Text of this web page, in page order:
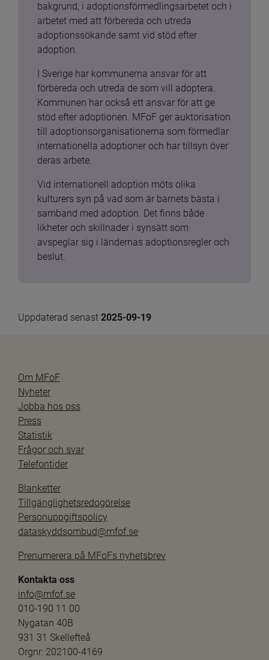
bakgrund, i adoptionsförmedlingsarbetet och i
arbetet med att förbereda och utreda
adoptionssökande samt vid stöd efter
adoption.
I Sverige har kommunerna ansvar för att
förbereda och utreda de som vill adoptera.
Kommunen har också ett ansvar för att ge
stöd efter adoptionen. MFoF ger auktorisation
till adoptionsorganisationerna som förmedlar
internationella adoptioner och har tillsyn över
deras arbete.
Vid internationell adoption möts olika
kulturers syn på vad som är barnets bästa i
samband med adoption. Det finns både
likheter och skillnader i synsätt som
avspeglar sig i ländernas adoptionsregler och
beslut.
Uppdaterad senast 2025-09-19
Om MFoF
Nyheter
Jobba hos oss
Press
Statistik
Frågor och svar
Telefontider
Blanketter
Tillgänglighetsredogörelse
Personuppgiftspolicy
dataskyddsombud@mfof.se
Prenumerera på MFoFs nyhetsbrev
Kontakta oss
info@mfof.se
010-190 11 00
Nygatan 40B
931 31 Skellefteå
Orgnr: 202100-4169